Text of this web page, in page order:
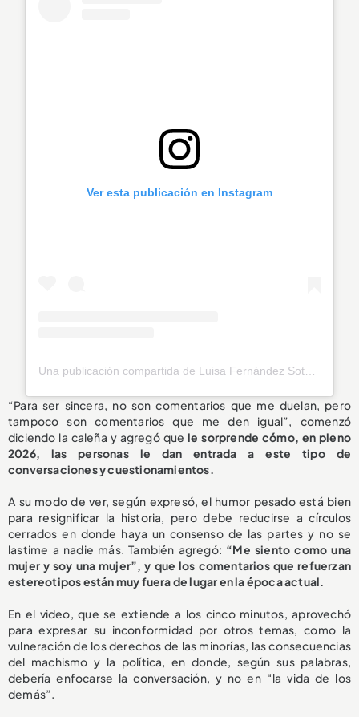
Ver esta publicación en Instagram
Una publicación compartida de Luisa Fernández Soto (@luisafdezsoto)
“Para ser sincera, no son comentarios que me duelan, pero
tampoco son comentarios que me den igual”, comenzó
diciendo la caleña y agregó quele sorprende cómo, en pleno
2026, las personas le dan entrada a este tipo de
conversaciones y cuestionamientos.
A su modo de ver, según expresó, el humor pesado está bien
para resignificar la historia, pero debe reducirse a círculos
cerrados en donde haya un consenso de las partes y no se
lastime a nadie más. También agregó: “Me siento como una
mujer y soy una mujer”, y que los comentarios que refuerzan
estereotipos están muy fuera de lugar en la época actual.
En el video, que se extiende a los cinco minutos, aprovechó
para expresar su inconformidad por otros temas, como la
vulneración de los derechos de las minorías, las consecuencias
del machismo y la política, en donde, según sus palabras,
debería enfocarse la conversación, y no en “la vida de los
demás”.